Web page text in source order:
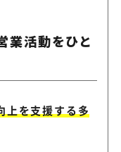
業活動をひと
上を支援する多